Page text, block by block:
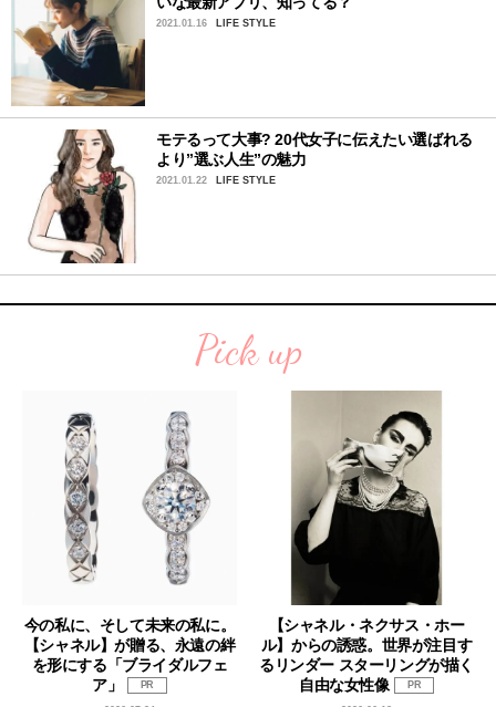
2021.01.16 LIFE STYLE
モテるって大事? 20代女子に伝えたい選ばれる
より”選ぶ人生”の魅力
2021.01.22 LIFE STYLE
Pick up
今の私に、そして未来の私に。
【シャネル】が贈る、永遠の絆
を形にする「ブライダルフェ
ア」
PR
【シャネル・ネクサス・ホー
ル】からの誘惑。世界が注目す
るリンダー スターリングが描く
自由な女性像
PR